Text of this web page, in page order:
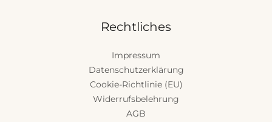
Rechtliches
Impressum
Datenschutzerklärung
Cookie-Richtlinie (EU)
Widerrufsbelehrung
AGB